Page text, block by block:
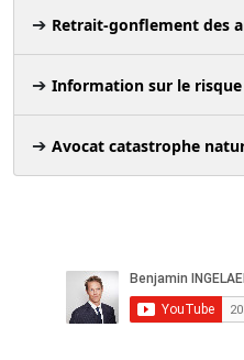
Retrait-gonflement des
Information sur le
Avocat catastrophe